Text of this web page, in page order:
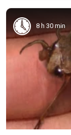
8 h 30 min